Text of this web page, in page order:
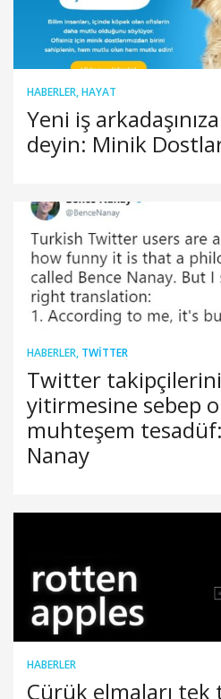
HABERLER,HAYAT
Yeni iş
deyin: Minik
HABERLER, TWITTER
Twitter
yitirmesine sebep
muhteşem
Nanay
HABERLER
Çürük elmaları tek